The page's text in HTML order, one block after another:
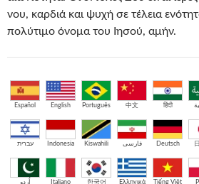
νου, καρδιά και ψυχή σε τέλεια
πολύτιμο όνομα του Ιησού, αμήν.
Español English Português 中文 हिंदी
עברית Indonesia Kiswahili فارسی Deutsch
اُردو Italiano 한국어 Ελληνικά Tiếng Việt